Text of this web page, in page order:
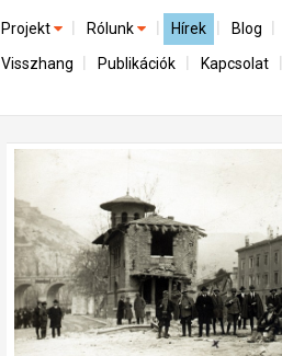
Projekt
Előzmények
Az összeomlás és a magyar társadalom
A békerendszer megszilárdulása
Utókor és emlékezet
Rólunk
A kutatócsoport működéséről
Hírek Blog
Visszhang Publikációk Kapcsolat